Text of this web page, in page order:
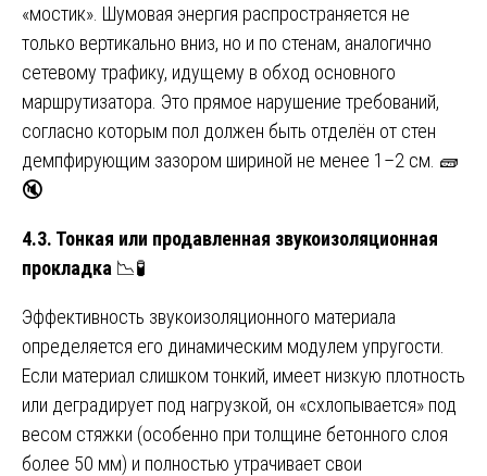
«мостик». Шумовая энергия распространяется не
только вертикально вниз, но и по стенам, аналогично
сетевому трафику, идущему в обход основного
маршрутизатора. Это прямое нарушение требований,
согласно которым пол должен быть отделён от стен
демпфирующим зазором шириной не менее 1–2 см. 🧱
🔇
4.3. Тонкая или продавленная звукоизоляционная
прокладка 📉🧪
Эффективность звукоизоляционного материала
определяется его динамическим модулем упругости.
Если материал слишком тонкий, имеет низкую плотность
или деградирует под нагрузкой, он «схлопывается» под
весом стяжки (особенно при толщине бетонного слоя
более 50 мм) и полностью утрачивает свои